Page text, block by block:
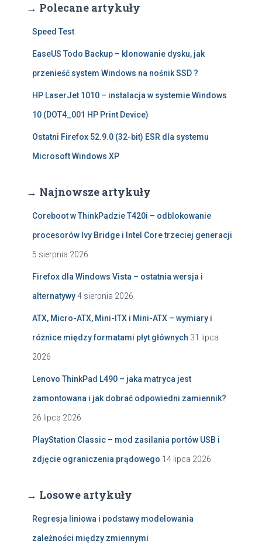
→ Polecane artykuły
Speed Test
EaseUS Todo Backup – klonowanie dysku, jak
przenieść system Windows na nośnik SSD ?
HP LaserJet 1010 – instalacja w systemie Windows
10 (DOT4_001 HP Print Device)
Ostatni Firefox 52.9.0 (32-bit) ESR dla systemu
Microsoft Windows XP
→ Najnowsze artykuły
Coreboot w ThinkPadzie T420i – odblokowanie
procesorów Ivy Bridge i Intel Core trzeciej generacji
5 sierpnia 2026
Firefox dla Windows Vista – ostatnia wersja i
alternatywy4 sierpnia 2026
ATX, Micro-ATX, Mini-ITX i Mini-ATX – wymiary i
różnice między formatami płyt głównych 31 lipca
2026
Lenovo ThinkPad L490 – jaka matryca jest
zamontowana i jak dobrać odpowiedni zamiennik?
26 lipca 2026
PlayStation Classic – mod zasilania portów USB i
zdjęcie ograniczenia prądowego 14 lipca 2026
→ Losowe artykuły
Regresja liniowa i podstawy modelowania
zależności między zmiennymi